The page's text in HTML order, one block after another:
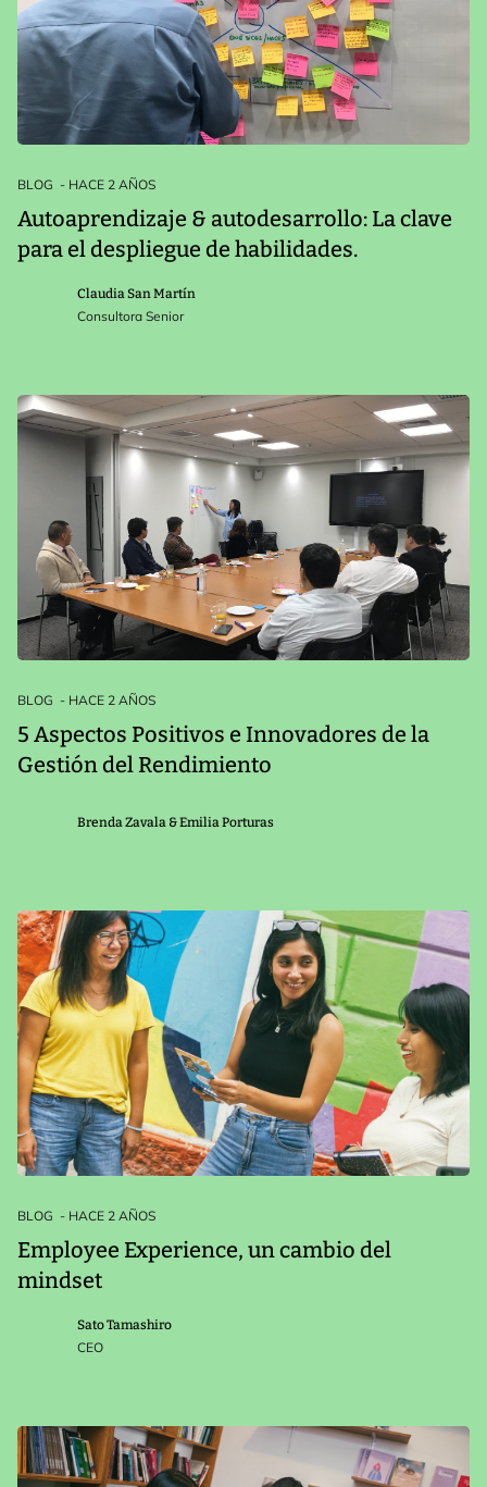
BLOG - HACE 2 AÑOS
Autoaprendizaje & autodesarrollo: La clave
para el despliegue de habilidades.
Claudia San Martín
Consultora Senior
BLOG - HACE 2 AÑOS
5 Aspectos Positivos e Innovadores de la
Gestión del Rendimiento
Brenda Zavala & Emilia Porturas
BLOG - HACE 2 AÑOS
Employee Experience, un cambio del
mindset
Sato Tamashiro
CEO